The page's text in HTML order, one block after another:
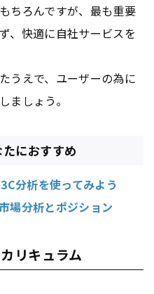
ちろんですが、最も重要
、快適に自社サービスを
うえで、ユーザーの為に
ましょう。
におすすめ
分析を使ってみよう
場分析とポジション
リキュラム